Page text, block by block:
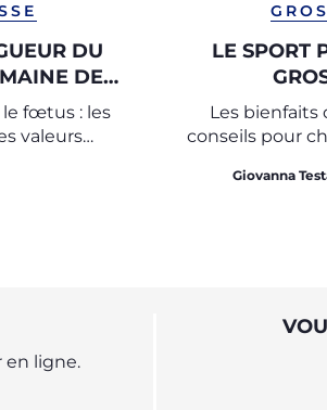
DU
DE
fœtus : les
valeurs
LE SPORT
Les bienfaits
conseils pour
Giovanna
ligne.